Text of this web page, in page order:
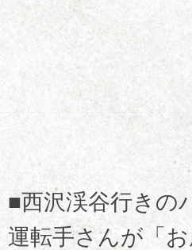
■西沢渓谷行きの
運転手さんが「